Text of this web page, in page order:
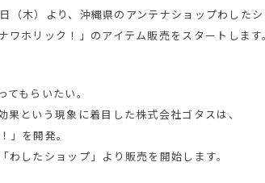
（木）より、沖縄県のアンテナショップわした
ワホリック！」のアイテム販売をスタートします
もらいたい。
という現象に着目した株式会社ゴタスは、
」を開発。
したショップ」より販売を開始します。